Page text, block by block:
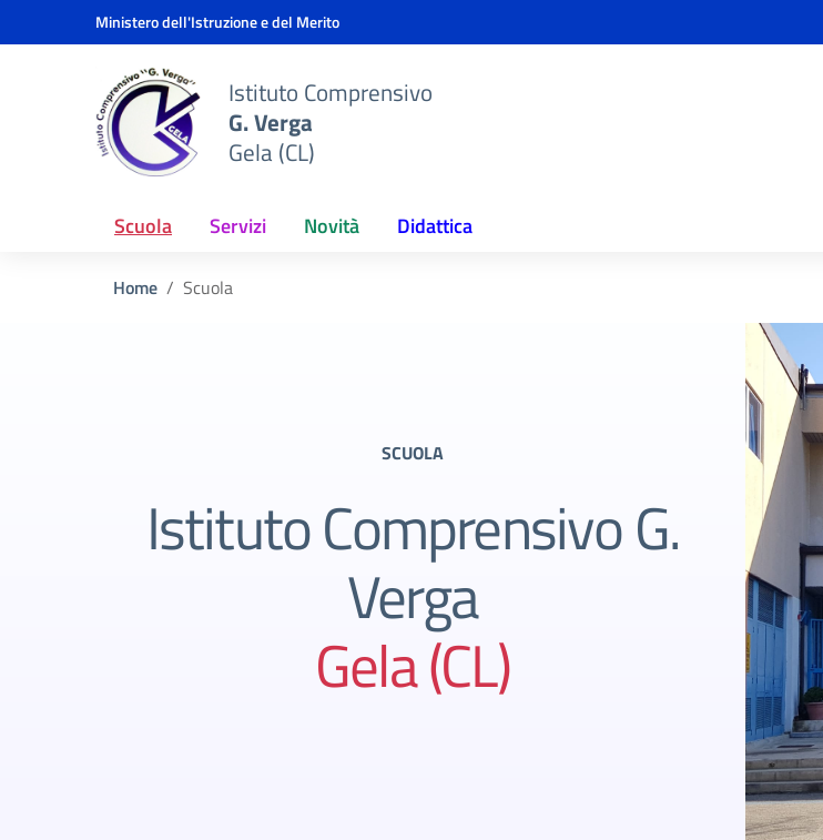
Vai ai contenuti
Vai al menu di navigazioneMinistero dell'Istruzione e del Merito
Istituto Comprensivo
G. Verga
Gela (CL)
Scuola Servizi Novità Didattica
Home Scuola
SCUOLA
Istituto Comprensivo G.
Verga
Gela (CL)